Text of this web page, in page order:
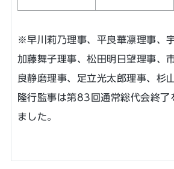
※早川莉乃理事、平良華凛理事、
加藤舞子理事、松田明日望理事、
良静磨理事、足立光太郎理事、杉
隆行監事は第83回通常総代会終了
ました。